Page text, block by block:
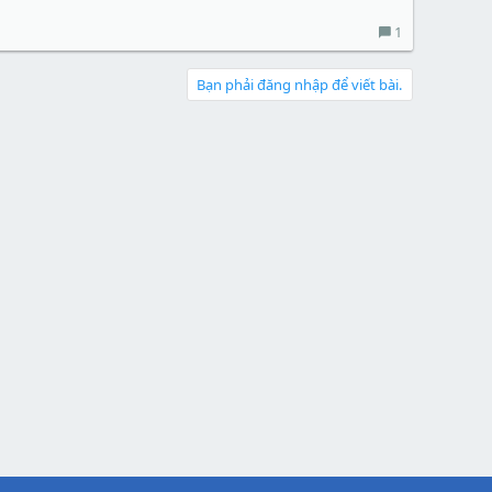
1
Bạn phải đăng nhập để viết bài.